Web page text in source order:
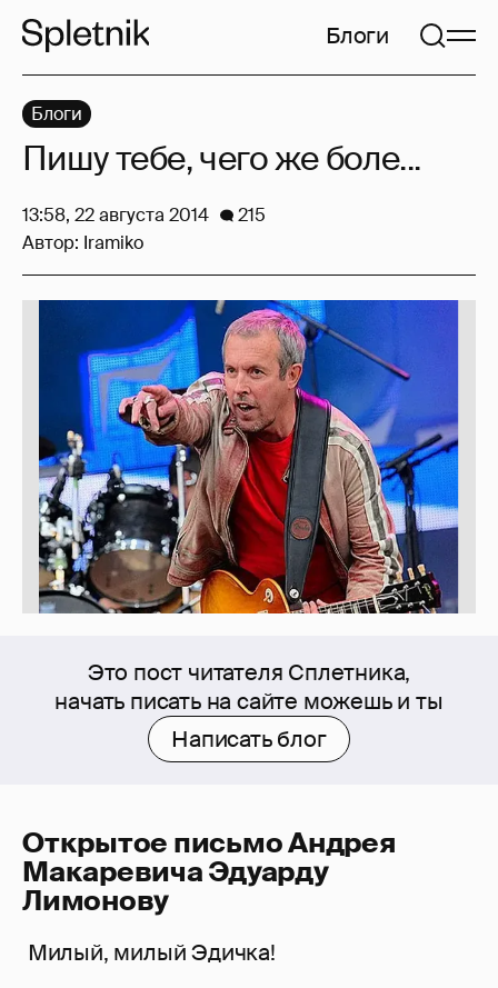
Блоги
Это пост читателя Сплетника,
начать писать на сайте можешь и ты
Написать блог
Открытое письмо Андрея
Макаревича Эдуарду
Лимонову
Милый, милый Эдичка!
Блоги
Пишу тебе, чего же боле...
13:58, 22 августа 2014
215
Автор: Iramiko